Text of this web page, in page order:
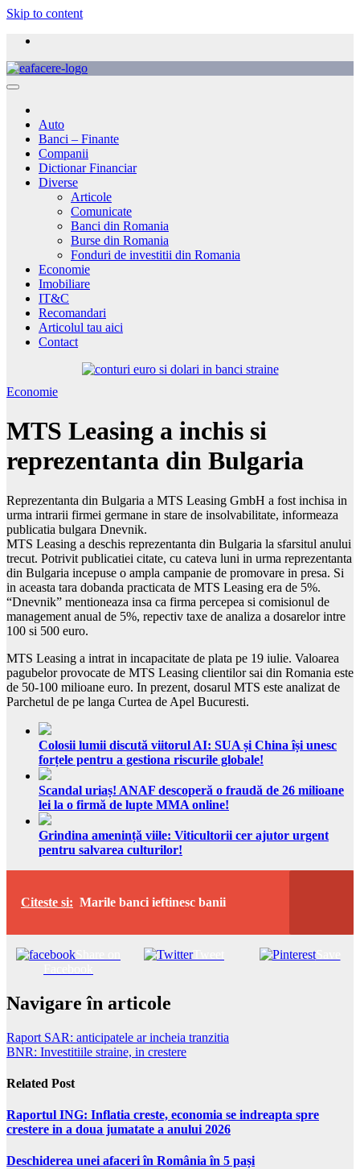
Skip to content
Auto
Banci – Finante
Companii
Dictionar Financiar
Diverse
Articole
Comunicate
Banci din Romania
Burse din Romania
Fonduri de investitii din Romania
Economie
Imobiliare
IT&C
Recomandari
Articolul tau aici
Contact
Economie
MTS Leasing a inchis si
reprezentanta din Bulgaria
Reprezentanta din Bulgaria a MTS Leasing GmbH a fost inchisa in
urma intrarii firmei germane in stare de insolvabilitate, informeaza
publicatia bulgara Dnevnik.
MTS Leasing a deschis reprezentanta din Bulgaria la sfarsitul anului
trecut. Potrivit publicatiei citate, cu cateva luni in urma reprezentanta
din Bulgaria incepuse o ampla campanie de promovare in presa. Si
in aceasta tara dobanda practicata de MTS Leasing era de 5%.
“Dnevnik” mentioneaza insa ca firma percepea si comisionul de
management anual de 5%, repectiv taxe de analiza a dosarelor intre
100 si 500 euro.
MTS Leasing a intrat in incapacitate de plata pe 19 iulie. Valoarea
pagubelor provocate de MTS Leasing clientilor sai din Romania este
de 50-100 milioane euro. In prezent, dosarul MTS este analizat de
Parchetul de pe langa Curtea de Apel Bucuresti.
Colosii lumii discută viitorul AI: SUA și China își unesc
forțele pentru a gestiona riscurile globale!
Scandal uriaș! ANAF descoperă o fraudă de 26 milioane
lei la o firmă de lupte MMA online!
Grindina amenință viile: Viticultorii cer ajutor urgent
pentru salvarea culturilor!
Citeste si: Marile banci ieftinesc banii
Tweet Save
Navigare în articole
Raport SAR: anticipatele ar incheia tranzitia
BNR: Investitiile straine, in crestere
Related Post
Raportul ING: Inflatia creste, economia se indreapta spre
crestere in a doua jumatate a anului 2026
Deschiderea unei afaceri în România în 5 pași